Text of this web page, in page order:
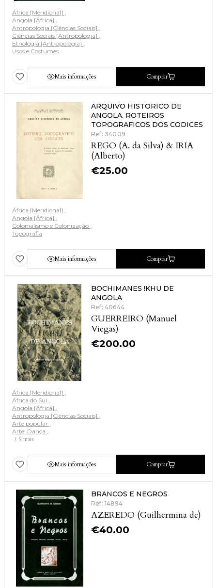
África [Meridional]
Angola [África]
Antropologia [Ciências Sociais]
Ciências Sociais [Antropologia]
Etnologia [Antropologia]
Usos e Costumes
Mais informações Comprar
ARQUIVO HISTORICO DE
ANGOLA. ROTEIROS
TOPOGRAFICOS DOS CODICES
Ref: 34009
REGO (A. da Silva) & IRIA
(Alberto)
€25.00
África [Meridional]
Angola [África]
Colonialismo e Colonização
Topografia
Mais informações Comprar
BOCHIMANES !KHU DE
ANGOLA
Ref: 40644
GUERREIRO (Manuel
Viegas)
€200.00
África [Meridional]
África do Sul
Angola [África]
Antropologia [Ciências Sociais]
Arte popular
Arte: Dança
+ 9 mais
Mais informações Comprar
BRANCOS E NEGROS
Ref: 14894
AZEREDO (Guilhermina de)
€40.00